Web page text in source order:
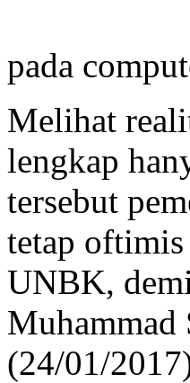
pada
Melihat
lengkap
tersebut
tetap oftimis
UNBK,
(24/01/